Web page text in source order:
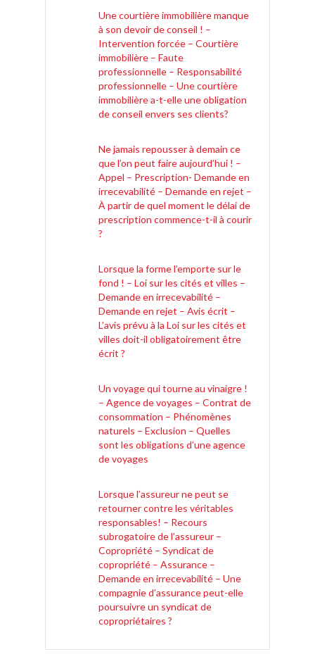
Une courtière immobilière manque
à son devoir de conseil ! –
Intervention forcée – Courtière
immobilière – Faute
professionnelle – Responsabilité
professionnelle – Une courtière
immobilière a-t-elle une obligation
de conseil envers ses clients?
Ne jamais repousser à demain ce
que l’on peut faire aujourd’hui ! –
Appel – Prescription- Demande en
irrecevabilité – Demande en rejet –
À partir de quel moment le délai de
prescription commence-t-il à courir
?
Lorsque la forme l’emporte sur le
fond ! – Loi sur les cités et villes –
Demande en irrecevabilité –
Demande en rejet – Avis écrit –
L’avis prévu à la Loi sur les cités et
villes doit-il obligatoirement être
écrit ?
Un voyage qui tourne au vinaigre !
– Agence de voyages – Contrat de
consommation – Phénomènes
naturels – Exclusion – Quelles
sont les obligations d’une agence
de voyages
Lorsque l’assureur ne peut se
retourner contre les véritables
responsables! – Recours
subrogatoire de l’assureur –
Copropriété – Syndicat de
copropriété – Assurance –
Demande en irrecevabilité – Une
compagnie d’assurance peut-elle
poursuivre un syndicat de
copropriétaires ?